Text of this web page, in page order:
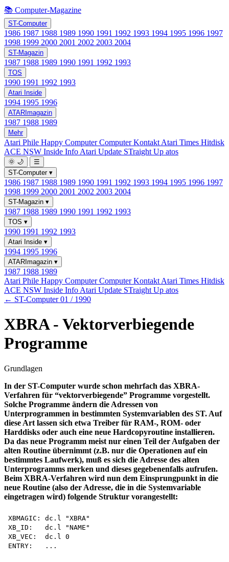
📚 Computer-Magazine
ST-Computer
1986 1987 1988 1989 1990 1991 1992 1993 1994 1995 1996 1997
1998 1999 2000 2001 2002 2003 2004
ST-Magazin
1987 1988 1989 1990 1991 1992 1993
TOS
1990 1991 1992 1993
Atari Inside
1994 1995 1996
ATARImagazin
1987 1988 1989
Mehr
Atari Phile Happy ComputerComputer Kontakt Atari Times Hitdisk
ACE NSW Inside Info Atari Update STraight Up atos
🌞 🌙
☰
ST-Computer ▾
1986 1987 1988 1989 1990 1991 1992 1993 1994 1995 1996 1997
1998 1999 2000 2001 2002 2003 2004
ST-Magazin ▾
1987 1988 1989 1990 1991 1992 1993
TOS ▾
1990 1991 1992 1993
Atari Inside ▾
1994 1995 1996
ATARImagazin ▾
1987 1988 1989
Atari Phile Happy ComputerComputer Kontakt Atari Times Hitdisk
ACE NSW Inside Info Atari Update STraight Up atos
← ST-Computer 01 / 1990
XBRA - Vektorverbiegende
Programme
Grundlagen
In der ST-Computer wurde schon mehrfach das XBRA-
Verfahren für “vektorverbiegende” Programme vorgestellt.
Solche Programme ändern die Adressen von
Unterprogrammen in bestimmten Systemvariablen des ST. Auf
diese Art lassen sich etwa Treiber für RAM-, ROM- oder
Harddisks oder auch eine neue Hardcopyroutine installieren.
Da das neue Programm meist nur einen Teil der Aufgaben der
alten Routine übernimmt (z.B. nur die Operationen auf ein
bestimmtes Laufwerk), muß es sich die Adresse des alten
Unterprogramms merken und dieses gegebenenfalls aufrufen.
Beim XBRA-Verfahren wird nun dem Einsprungpunkt in die
neue Routine (also der Adresse, die in die Systemvariable
eingetragen wird) folgende Struktur vorangestellt:
XBMAGIC: dc.l "XBRA"
XB_ID:   dc.l "NAME"
XB_VEC:  dc.l 0